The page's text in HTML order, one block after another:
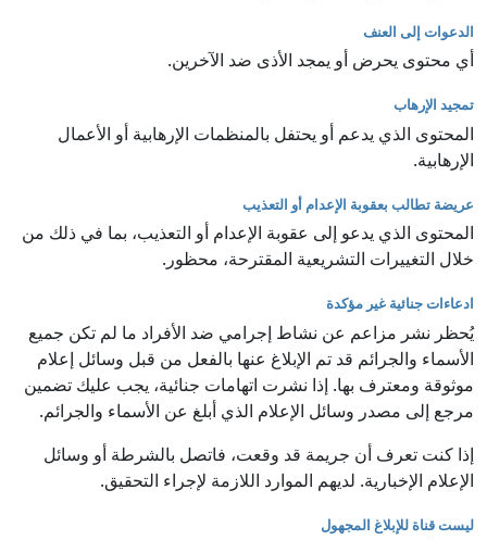
الدعوات إلى العنف
أي محتوى يحرض أو يمجد الأذى ضد الآخرين.
تمجيد الإرهاب
المحتوى الذي يدعم أو يحتفل بالمنظمات الإرهابية أو الأعمال
الإرهابية.
عريضة تطالب بعقوبة الإعدام أو التعذيب
المحتوى الذي يدعو إلى عقوبة الإعدام أو التعذيب، بما في ذلك من
خلال التغييرات التشريعية المقترحة، محظور.
ادعاءات جنائية غير مؤكدة
يُحظر نشر مزاعم عن نشاط إجرامي ضد الأفراد ما لم تكن جميع
الأسماء والجرائم قد تم الإبلاغ عنها بالفعل من قبل وسائل إعلام
موثوقة ومعترف بها. إذا نشرت اتهامات جنائية، يجب عليك تضمين
مرجع إلى مصدر وسائل الإعلام الذي أبلغ عن الأسماء والجرائم.
إذا كنت تعرف أن جريمة قد وقعت، فاتصل بالشرطة أو وسائل
الإعلام الإخبارية. لديهم الموارد اللازمة لإجراء التحقيق.
ليست قناة للإبلاغ المجهول